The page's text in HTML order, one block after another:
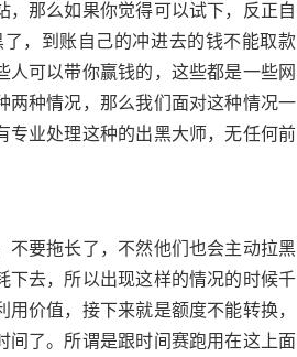
那么如果你觉得可以试下，反正自
，到账自己的冲进去的钱不能取款
可以带你赢钱的，这些都是一些网
两种情况，那么我们面对这种情况一
专业处理这种的出黑大师，无任何前
不要拖长了，不然他们也会主动拉黑
下去，所以出现这样的情况的时候千
价值，接下来就是额度不能转换，
间了。所谓是跟时间赛跑用在这上面